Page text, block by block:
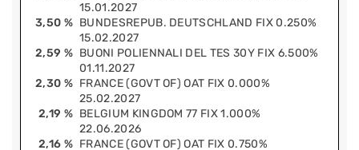
15.01.2027
3,50 % BUNDESREPUB. DEUTSCHLAND FIX 0.250%
15.02.2027
2,59 % BUONI POLIENNALI DEL TES 30Y FIX 6.500%
01.11.2027
2,30 % FRANCE (GOVT OF) OAT FIX 0.000%
25.02.2027
2,19 % BELGIUM KINGDOM 77 FIX 1.000%
22.06.2026
2,16 % FRANCE (GOVT OF) OAT FIX 0.750%